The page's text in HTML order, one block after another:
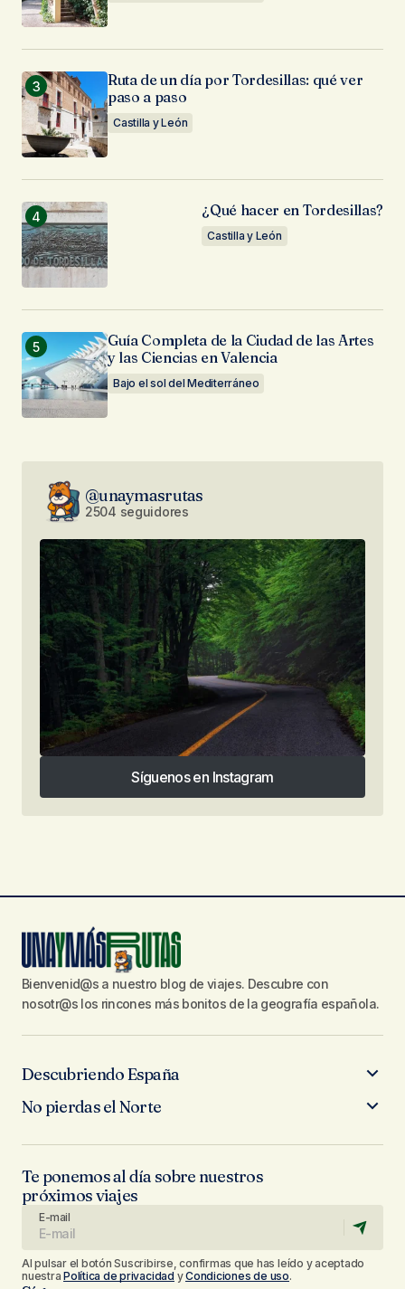
Ruta de un día por Tordesillas: qué ver
paso a paso
Castilla y León
¿Qué hacer en Tordesillas?
Castilla y León
Guía Completa de la Ciudad de las Artes
y las Ciencias en Valencia
Bajo el sol del Mediterráneo
@unaymasrutas
2504 seguidores
Síguenos en Instagram
Síguenos en Instagram
Bienvenid@s a nuestro blog de viajes. Descubre con
nosotr@s los rincones más bonitos de la geografía española.
Descubriendo España
No pierdas el Norte
Te ponemos al día sobre nuestros
próximos viajes
E-mail
Al pulsar el botón Suscribirse, confirmas que has leído y aceptado
nuestraPolítica de privacidad yCondiciones de uso.